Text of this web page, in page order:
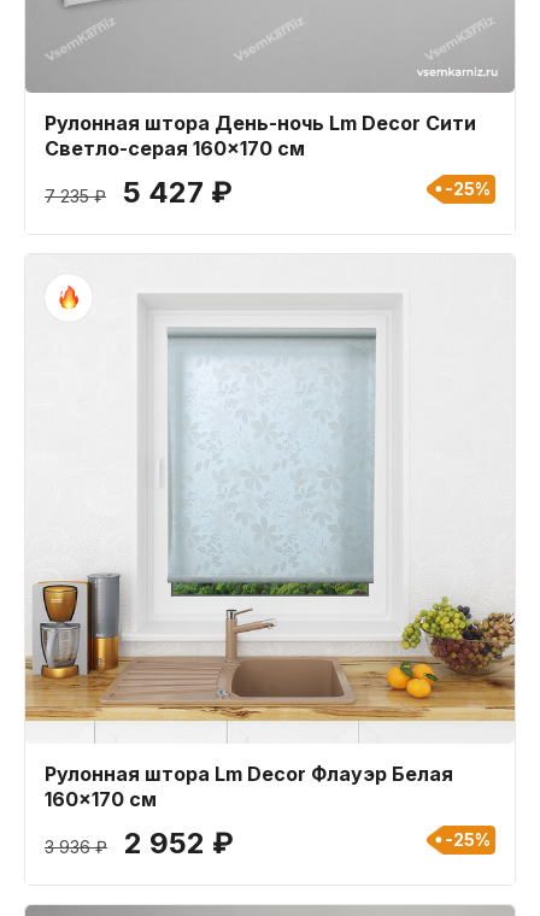
Рулонная штора День-ночь Lm Decor Сити
Светло-серая 160x170 см
7 235 ₽ 5 427 ₽ -25%
Рулонная штора Lm Decor Флауэр Белая
160x170 см
3 936 ₽ 2 952 ₽ -25%